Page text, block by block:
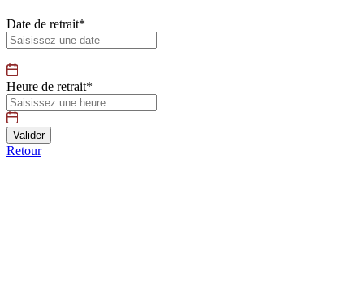
Date de retrait*
Heure de retrait*
Retour